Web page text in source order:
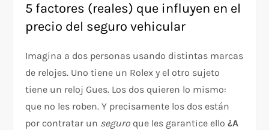
5 factores (reales) que influyen en el
precio del seguro vehicular
Imagina a dos personas usando distintas marcas
de relojes. Uno tiene un Rolex y el otro sujeto
tiene un reloj Gues. Los dos quieren lo mismo:
que no les roben. Y precisamente los dos están
por contratar un seguro que les garantice ello¿A